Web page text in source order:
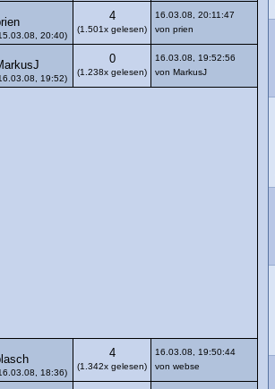
20:40)
4
(1.501x gelesen)
16.03.08, 20:11:47
von prien
19:52)
0
(1.238x gelesen)
16.03.08, 19:52:56
von MarkusJ
18:36)
4
(1.342x gelesen)
16.03.08, 19:50:44
von webse